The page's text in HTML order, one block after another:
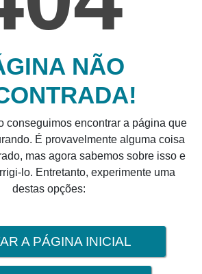
NÃO
conseguimos encontrar a página que
É provavelmente alguma coisa
mas agora sabemos sobre isso e
lo. Entretanto, experimente uma
destas opções:
A PÁGINA INICIAL